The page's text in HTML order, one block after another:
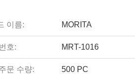
이름: MORITA
호: MRT-1016
문 수량: 500 PC